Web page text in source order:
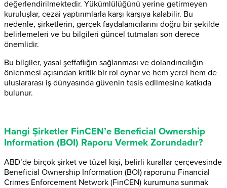
değerlendirilmektedir. Yükümlülüğünü yerine getirmeyen
kuruluşlar, cezai yaptırımlarla karşı karşıya kalabilir. Bu
nedenle, şirketlerin, gerçek faydalanıcılarını doğru bir şekilde
belirlemeleri ve bu bilgileri güncel tutmaları son derece
önemlidir.
Bu bilgiler, yasal şeffaflığın sağlanması ve dolandırıcılığın
önlenmesi açısından kritik bir rol oynar ve hem yerel hem de
uluslararası iş dünyasında güvenin tesis edilmesine katkıda
bulunur.
Hangi Şirketler FinCEN’e Beneficial Ownership
Information (BOI) Raporu Vermek Zorundadır?
ABD’de birçok şirket ve tüzel kişi, belirli kurallar çerçevesinde
Beneficial Ownership Information (BOI) raporunu Financial
Crimes Enforcement Network (FinCEN) kurumuna sunmak